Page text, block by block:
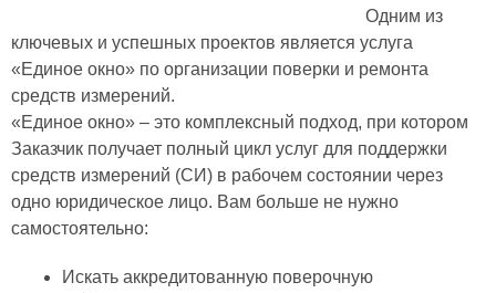
Одним из
ключевых и успешных проектов является услуга
«Единое окно» по организации поверки и ремонта
средств измерений.
«Единое окно» – это комплексный подход, при котором
Заказчик получает полный цикл услуг для поддержки
средств измерений (СИ) в рабочем состоянии через
одно юридическое лицо. Вам больше не нужно
самостоятельно:
Искать аккредитованную поверочную